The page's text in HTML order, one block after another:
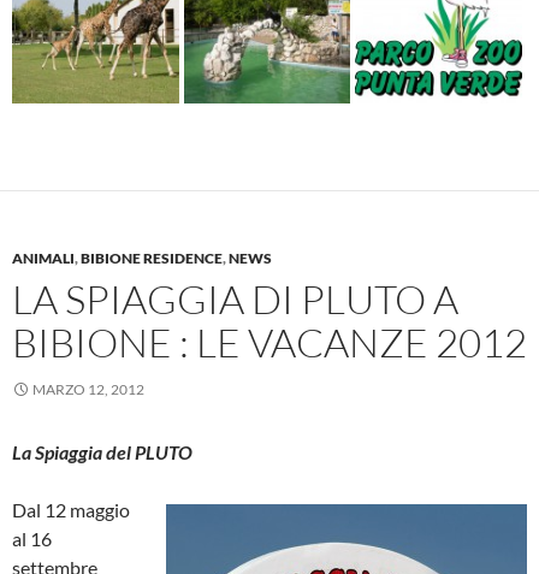
ANIMALI,BIBIONE RESIDENCE,NEWS
LA SPIAGGIA DI PLUTO A
BIBIONE : LE VACANZE 2012
MARZO 12, 2012
La Spiaggia del PLUTO
Dal 12 maggio
al 16
settembre